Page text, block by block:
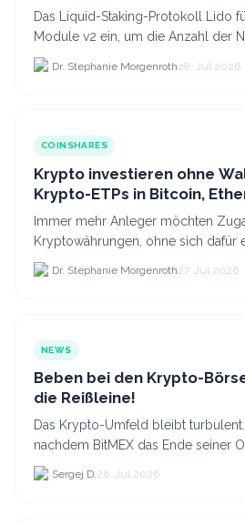
Das Liquid-Staking-Protokoll Lido
Module v2 ein, um die Anzahl der
von 880.000 auf etwa 628.
Dr. Stephanie Morgenroth28. Jul 2026
COINSHARES
Krypto investieren ohne
Krypto-ETPs in Bitcoin,
anlegst
Immer mehr Anleger möchten
Kryptowährungen, ohne sich dafür
Wallet einrichten zu müssen. Dazu
nicht nur Bitcoin h...
Dr. Stephanie Morgenroth27. Jul 2026
NEWS
Beben bei den Krypto-
die Reißleine!
Das Krypto-Umfeld bleibt
nachdem BitMEX das Ende seiner
September 2026 bekannt gegeben
nächste gr...
Sergej D.26. Jul 2026